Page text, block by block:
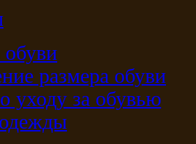
обуви
размера обуви
уходу за обувью